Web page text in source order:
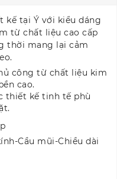
tại Ý với kiểu dáng
từ chất liệu cao cấp
thời mang lại cảm
công từ chất liệu kim
cao.
thiết kế tinh tế phù
Cầu mũi-Chiều dài